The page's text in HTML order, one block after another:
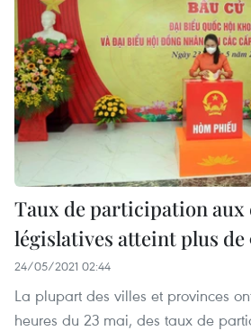
Taux de participation aux
législatives atteint plus de
24/05/2021 02:44
La plupart des villes et provinces
heures du 23 mai, des taux de